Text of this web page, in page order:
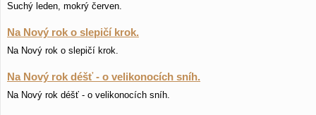
Suchý leden, mokrý červen.
Na Nový rok o slepičí krok.
Na Nový rok o slepičí krok.
Na Nový rok déšť - o velikonocích sníh.
Na Nový rok déšť - o velikonocích sníh.